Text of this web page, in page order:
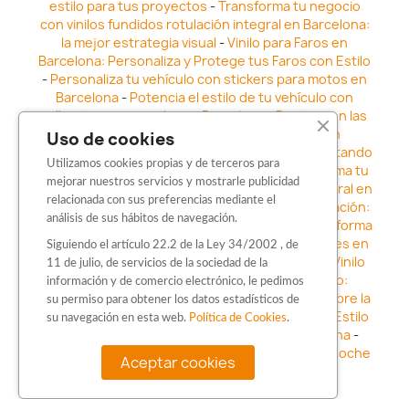
estilo para tus proyectos -Transforma tu negocio
con vinilos fundidos rotulación integral en Barcelona:
la mejor estrategia visual -Vinilo para Faros en
Barcelona: Personaliza y Protege tus Faros con Estilo
- Personaliza tu vehículo con stickers para motos en
Barcelona- Potencia el estilo de tu vehículo con
adhesivos para coche en Barcelona-Destaca en las
calles: Los Mejores stickers para coches en
Vinilo para faros en Barcelona: Resaltando
la Estética y Seguridad del Automóvil- Transforma tu
vehículo con los vinilos fundidos rotulación integral en
Barcelona-Explora la Innovación en Personalización:
Vinilo líquido barbarroja dip en Barcelona
Transforma
tu vehículo con estilo: Kits adhesivos para coches en
Barcelona-Personaliza tu vehículo con estilo: Vinilo
para coche en Barcelona-Destaca con Estilo:
Pegatinas personalizadas en Barcelona -Descubre la
distinción: Los Mejores stickers en Barcelona
Estilo
en movimiento: Sticker para motos en Barcelona-
Personalización sobre ruedas: Adhesivos para coche
en Barcelona
Uso de cookies
Utilizamos cookies propias y de terceros para
mejorar nuestros servicios y mostrarle publicidad
relacionada con sus preferencias mediante el
análisis de sus hábitos de navegación.
Siguiendo el artículo 22.2 de la Ley 34/2002 , de
11 de julio, de servicios de la sociedad de la
información y de comercio electrónico, le pedimos
su permiso para obtener los datos estadísticos de
su navegación en esta web. Política de Cookies.
Aceptar cookies